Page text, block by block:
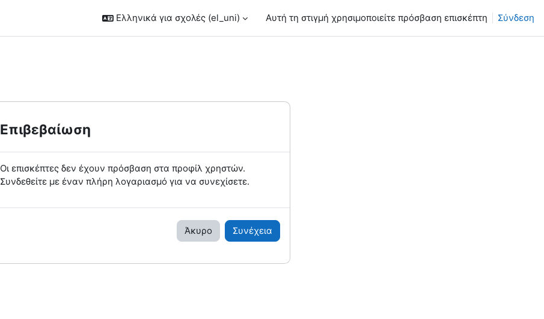
Ελληνικά για σχολές ‎(el_uni)‎ Αυτή τη στιγμή χρησιμοποιείτε πρόσβαση επισκέπτη Σύνδεση
Επιβεβαίωση
Οι επισκέπτες δεν έχουν πρόσβαση στα προφίλ χρηστών.
Συνδεθείτε με έναν πλήρη λογαριασμό για να συνεχίσετε.
Άκυρο Συνέχεια